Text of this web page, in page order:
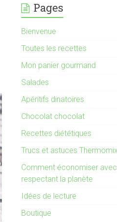
Pages
Bienvenue
Toutes les recettes
Mon panier gourmand
Salades
Apéritifs dinatoires
Chocolat chocolat
Recettes diététiques
Trucs et astuces Thermomix
Comment économiser
respectant la planète
Idées de lecture
Boutique